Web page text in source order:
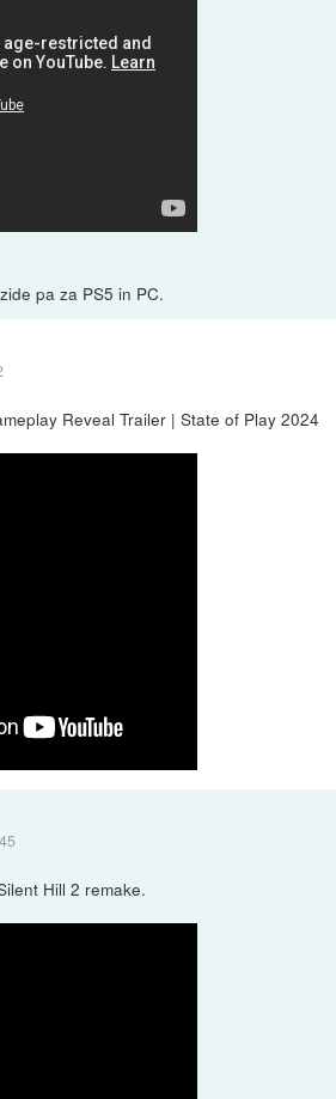
pa za PS5 in PC.
Reveal Trailer | State of Play 2024
Hill 2 remake.